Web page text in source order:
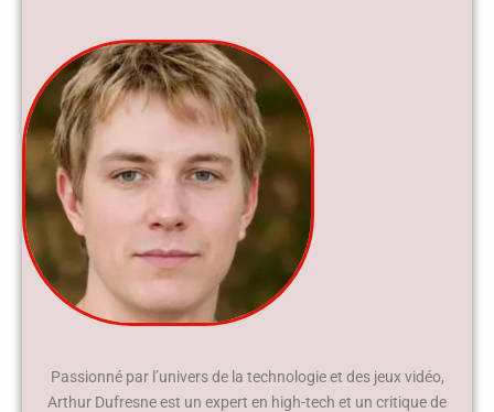
Passionné par l’univers de la technologie et des jeux vidéo,
Arthur Dufresne est un expert en high-tech et un critique de